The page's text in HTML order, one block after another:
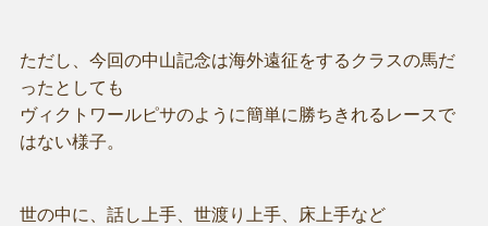
ただし、今回の中山記念は海外遠征をするクラスの馬だ
ったとしても
ヴィクトワールピサのように簡単に勝ちきれるレースで
はない様子。
世の中に、話し上手、世渡り上手、床上手など